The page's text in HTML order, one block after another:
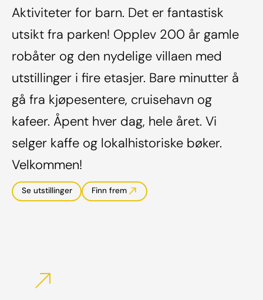
Aktiviteter for barn. Det er fantastisk
utsikt fra parken! Opplev 200 år gamle
robåter og den nydelige villaen med
utstillinger i fire etasjer. Bare minutter å
gå fra kjøpesentere, cruisehavn og
kafeer. Åpent hver dag, hele året. Vi
selger kaffe og lokalhistoriske bøker.
Velkommen!
Se utstillinger Finn fremnorth_east
north_east